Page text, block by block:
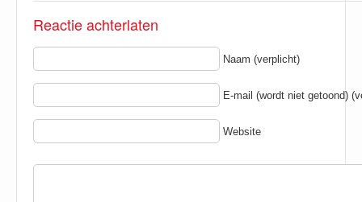
Reactie achterlaten
Naam (verplicht)
E-mail (wordt niet getoond)
Website